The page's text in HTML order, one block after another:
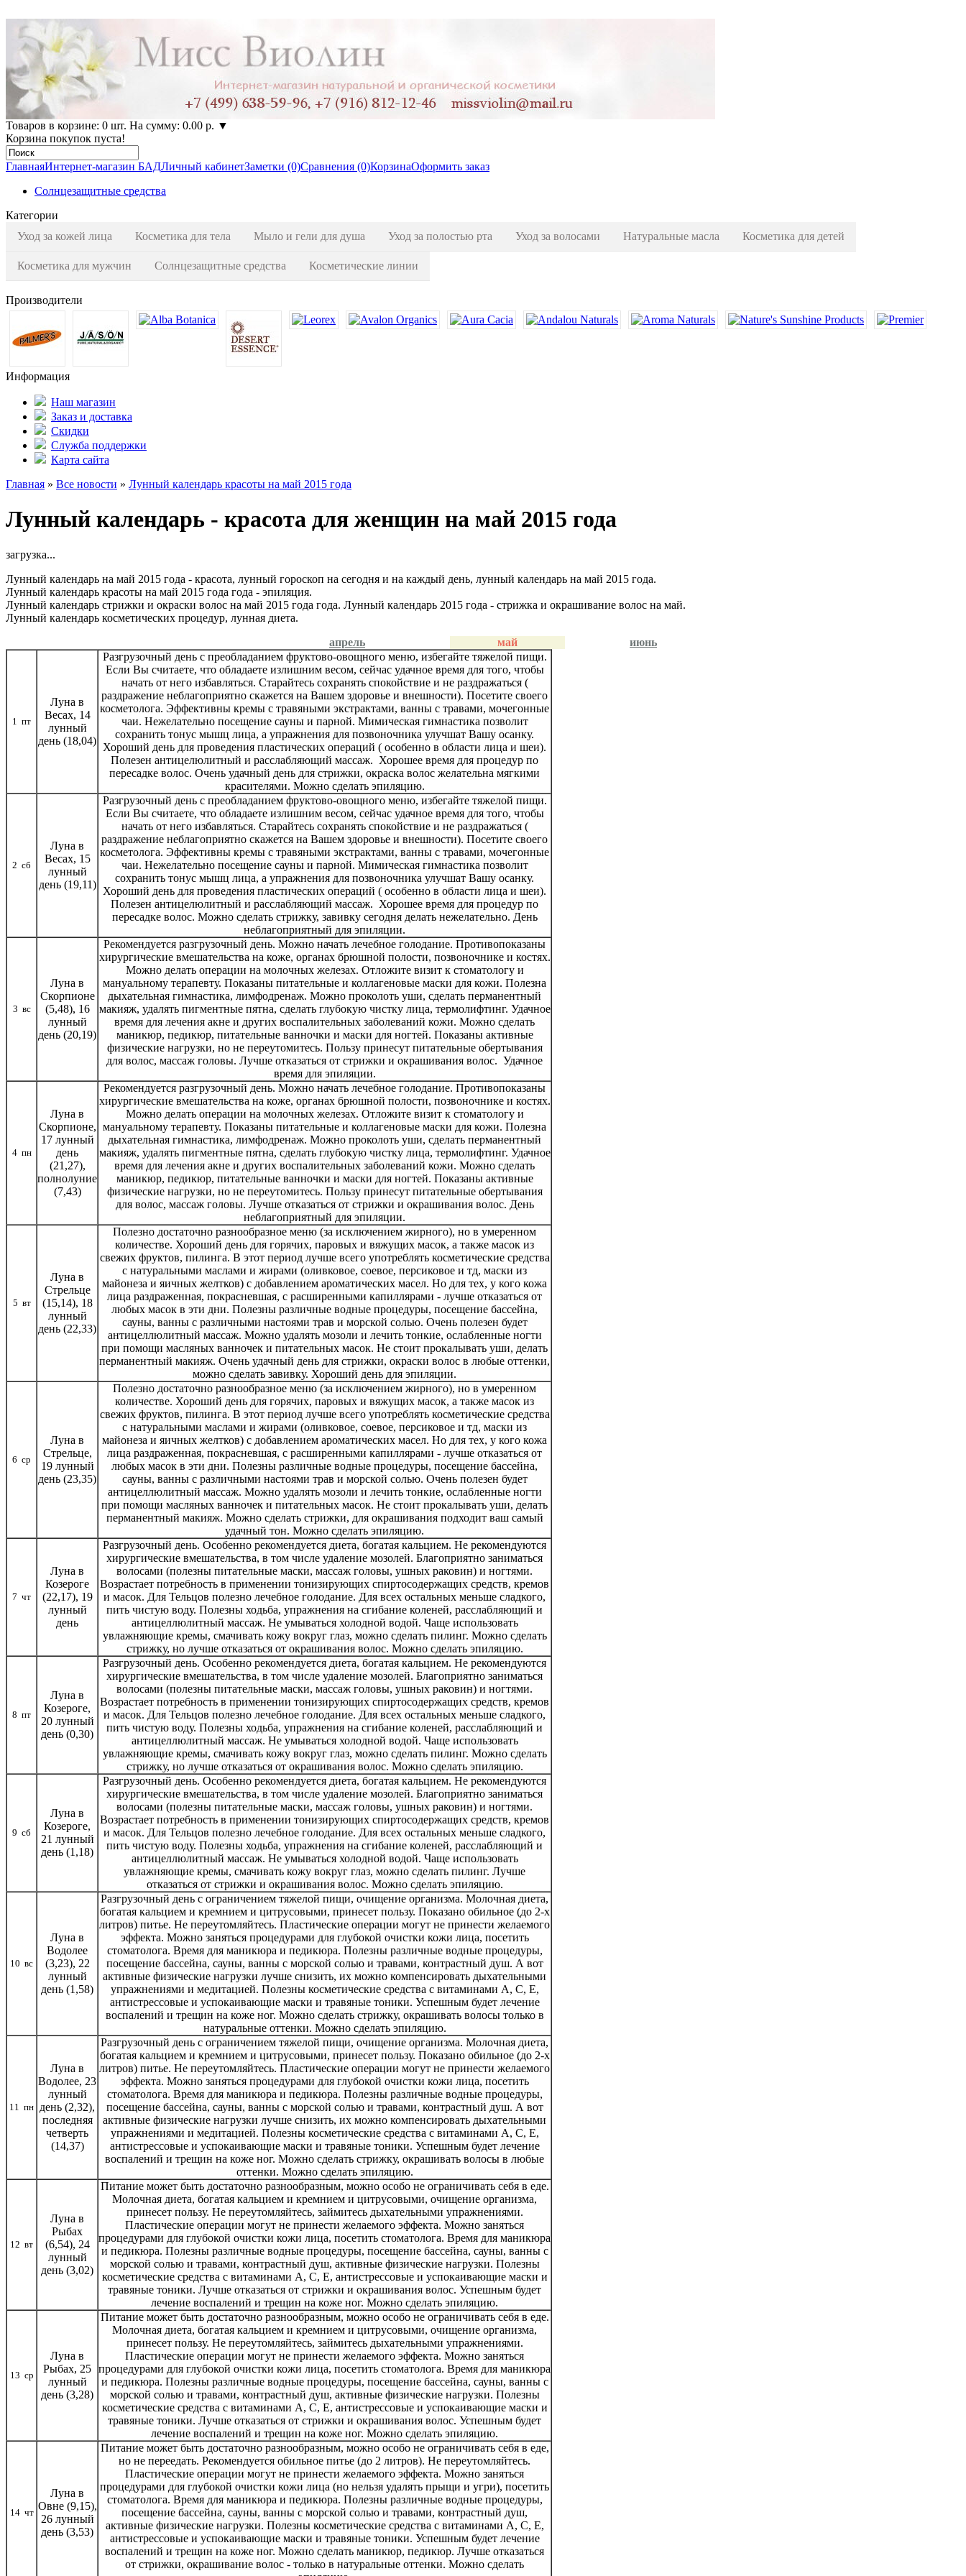
Товаров в корзине: 0 шт. На сумму: 0.00 р. ▼
Корзина покупок пуста!
ГлавнаяИнтернет-магазин БАДЛичный кабинетЗаметки (0)Сравнения (0)КорзинаОформить заказ
Солнцезащитные средства
Категории
Уход за кожей лица
Косметика для тела Мыло и гели для душа Уход за полостью рта Уход за волосами Натуральные масла Косметика для детей
Косметика для мужчин Солнцезащитные средства Косметические линии
Производители
Информация
Наш магазин
Заказ и доставка
Скидки
Служба поддержки
Карта сайта
Главная » Все новости » Лунный календарь красоты на май 2015 года
Лунный календарь - красота для женщин на май 2015 года
загрузка...
Лунный календарь на май 2015 года - красота, лунный гороскоп на сегодня и на каждый день, лунный календарь на май 2015 года.
Лунный календарь красоты на май 2015 года года - эпиляция.
Лунный календарь стрижки и окраски волос на май 2015 года года. Лунный календарь 2015 года - стрижка и окрашивание волос на май.
Лунный календарь косметических процедур, лунная диета.
апрель
май июнь
1 пт
Луна в
Весах, 14
лунный
день (18,04)
Разгрузочный день с преобладанием фруктово-овощного меню, избегайте тяжелой пищи.
Если Вы считаете, что обладаете излишним весом, сейчас удачное время для того, чтобы
начать от него избавляться. Старайтесь сохранять спокойствие и не раздражаться (
раздражение неблагоприятно скажется на Вашем здоровье и внешности). Посетите своего
косметолога. Эффективны кремы с травяными экстрактами, ванны с травами, мочегонные
чаи. Нежелательно посещение сауны и парной. Мимическая гимнастика позволит
сохранить тонус мышц лица, а упражнения для позвоночника улучшат Вашу осанку.
Хороший день для проведения пластических операций ( особенно в области лица и шеи).
Полезен антицелюлитный и расслабляющий массаж. Хорошее время для процедур по
пересадке волос. Очень удачный день для стрижки, окраска волос желательна мягкими
красителями. Можно сделать эпиляцию.
2 сб
Луна в
Весах, 15
лунный
день (19,11)
Разгрузочный день с преобладанием фруктово-овощного меню, избегайте тяжелой пищи.
Если Вы считаете, что обладаете излишним весом, сейчас удачное время для того, чтобы
начать от него избавляться. Старайтесь сохранять спокойствие и не раздражаться (
раздражение неблагоприятно скажется на Вашем здоровье и внешности). Посетите своего
косметолога. Эффективны кремы с травяными экстрактами, ванны с травами, мочегонные
чаи. Нежелательно посещение сауны и парной. Мимическая гимнастика позволит
сохранить тонус мышц лица, а упражнения для позвоночника улучшат Вашу осанку.
Хороший день для проведения пластических операций ( особенно в области лица и шеи).
Полезен антицелюлитный и расслабляющий массаж. Хорошее время для процедур по
пересадке волос. Можно сделать стрижку, завивку сегодня делать нежелательно. День
неблагоприятный для эпиляции.
3 вс
Луна в
Скорпионе
(5,48), 16
лунный
день (20,19)
Рекомендуется разгрузочный день. Можно начать лечебное голодание. Противопоказаны
хирургические вмешательства на коже, органах брюшной полости, позвоночнике и костях.
Можно делать операции на молочных железах. Отложите визит к стоматологу и
мануальному терапевту. Показаны питательные и коллагеновые маски для кожи. Полезна
дыхательная гимнастика, лимфодренаж. Можно проколоть уши, сделать перманентный
макияж, удалять пигментные пятна, сделать глубокую чистку лица, термолифтинг. Удачное
время для лечения акне и других воспалительных заболеваний кожи. Можно сделать
маникюр, педикюр, питательные ванночки и маски для ногтей. Показаны активные
физические нагрузки, но не переутомитесь. Пользу принесут питательные обертывания
для волос, массаж головы. Лучше отказаться от стрижки и окрашивания волос. Удачное
время для эпиляции.
4 пн
Луна в
Скорпионе,
17 лунный
день
(21,27),
полнолуние
(7,43)
Рекомендуется разгрузочный день. Можно начать лечебное голодание. Противопоказаны
хирургические вмешательства на коже, органах брюшной полости, позвоночнике и костях.
Можно делать операции на молочных железах. Отложите визит к стоматологу и
мануальному терапевту. Показаны питательные и коллагеновые маски для кожи. Полезна
дыхательная гимнастика, лимфодренаж. Можно проколоть уши, сделать перманентный
макияж, удалять пигментные пятна, сделать глубокую чистку лица, термолифтинг. Удачное
время для лечения акне и других воспалительных заболеваний кожи. Можно сделать
маникюр, педикюр, питательные ванночки и маски для ногтей. Показаны активные
физические нагрузки, но не переутомитесь. Пользу принесут питательные обертывания
для волос, массаж головы. Лучше отказаться от стрижки и окрашивания волос. День
неблагоприятный для эпиляции.
5 вт
Луна в
Стрельце
(15,14), 18
лунный
день (22,33)
Полезно достаточно разнообразное меню (за исключением жирного), но в умеренном
количестве. Хороший день для горячих, паровых и вяжущих масок, а также масок из
свежих фруктов, пилинга. В этот период лучше всего употреблять косметические средства
с натуральными маслами и жирами (оливковое, соевое, персиковое и тд, маски из
майонеза и яичных желтков) с добавлением ароматических масел. Но для тех, у кого кожа
лица раздраженная, покрасневшая, с расширенными капиллярами - лучше отказаться от
любых масок в эти дни. Полезны различные водные процедуры, посещение бассейна,
сауны, ванны с различными настоями трав и морской солью. Очень полезен будет
антицеллюлитный массаж. Можно удалять мозоли и лечить тонкие, ослабленные ногти
при помощи масляных ванночек и питательных масок. Не стоит прокалывать уши, делать
перманентный макияж. Очень удачный день для стрижки, окраски волос в любые оттенки,
можно сделать завивку. Хороший день для эпиляции.
6 ср
Луна в
Стрельце,
19 лунный
день (23,35)
Полезно достаточно разнообразное меню (за исключением жирного), но в умеренном
количестве. Хороший день для горячих, паровых и вяжущих масок, а также масок из
свежих фруктов, пилинга. В этот период лучше всего употреблять косметические средства
с натуральными маслами и жирами (оливковое, соевое, персиковое и тд, маски из
майонеза и яичных желтков) с добавлением ароматических масел. Но для тех, у кого кожа
лица раздраженная, покрасневшая, с расширенными капиллярами - лучше отказаться от
любых масок в эти дни. Полезны различные водные процедуры, посещение бассейна,
сауны, ванны с различными настоями трав и морской солью. Очень полезен будет
антицеллюлитный массаж. Можно удалять мозоли и лечить тонкие, ослабленные ногти
при помощи масляных ванночек и питательных масок. Не стоит прокалывать уши, делать
перманентный макияж. Можно сделать стрижки, для окрашивания подходит ваш самый
удачный тон. Можно сделать эпиляцию.
7 чт
Луна в
Козероге
(22,17), 19
лунный
день
Разгрузочный день. Особенно рекомендуется диета, богатая кальцием. Не рекомендуются
хирургические вмешательства, в том числе удаление мозолей. Благоприятно заниматься
волосами (полезны питательные маски, массаж головы, ушных раковин) и ногтями.
Возрастает потребность в применении тонизирующих спиртосодержащих средств, кремов
и масок. Для Тельцов полезно лечебное голодание. Для всех остальных меньше сладкого,
пить чистую воду. Полезны ходьба, упражнения на сгибание коленей, расслабляющий и
антицеллюлитный массаж. Не умываться холодной водой. Чаще использовать
увлажняющие кремы, смачивать кожу вокруг глаз, можно сделать пилинг. Можно сделать
стрижку, но лучше отказаться от окрашивания волос. Можно сделать эпиляцию.
8 пт
Луна в
Козероге,
20 лунный
день (0,30)
Разгрузочный день. Особенно рекомендуется диета, богатая кальцием. Не рекомендуются
хирургические вмешательства, в том числе удаление мозолей. Благоприятно заниматься
волосами (полезны питательные маски, массаж головы, ушных раковин) и ногтями.
Возрастает потребность в применении тонизирующих спиртосодержащих средств, кремов
и масок. Для Тельцов полезно лечебное голодание. Для всех остальных меньше сладкого,
пить чистую воду. Полезны ходьба, упражнения на сгибание коленей, расслабляющий и
антицеллюлитный массаж. Не умываться холодной водой. Чаще использовать
увлажняющие кремы, смачивать кожу вокруг глаз, можно сделать пилинг. Можно сделать
стрижку, но лучше отказаться от окрашивания волос. Можно сделать эпиляцию.
9 сб
Луна в
Козероге,
21 лунный
день (1,18)
Разгрузочный день. Особенно рекомендуется диета, богатая кальцием. Не рекомендуются
хирургические вмешательства, в том числе удаление мозолей. Благоприятно заниматься
волосами (полезны питательные маски, массаж головы, ушных раковин) и ногтями.
Возрастает потребность в применении тонизирующих спиртосодержащих средств, кремов
и масок. Для Тельцов полезно лечебное голодание. Для всех остальных меньше сладкого,
пить чистую воду. Полезны ходьба, упражнения на сгибание коленей, расслабляющий и
антицеллюлитный массаж. Не умываться холодной водой. Чаще использовать
увлажняющие кремы, смачивать кожу вокруг глаз, можно сделать пилинг. Лучше
отказаться от стрижки и окрашивания волос. Можно сделать эпиляцию.
10 вс
Луна в
Водолее
(3,23), 22
лунный
день (1,58)
Разгрузочный день с ограничением тяжелой пищи, очищение организма. Молочная диета,
богатая кальцием и кремнием и цитрусовыми, принесет пользу. Показано обильное (до 2-х
литров) питье. Не переутомляйтесь. Пластические операции могут не принести желаемого
эффекта. Можно заняться процедурами для глубокой очистки кожи лица, посетить
стоматолога. Время для маникюра и педикюра. Полезны различные водные процедуры,
посещение бассейна, сауны, ванны с морской солью и травами, контрастный душ. А вот
активные физические нагрузки лучше снизить, их можно компенсировать дыхательными
упражнениями и медитацией. Полезны косметические средства с витаминами А, С, Е,
антистрессовые и успокаивающие маски и травяные тоники. Успешным будет лечение
воспалений и трещин на коже ног. Можно сделать стрижку, окрашивать волосы только в
натуральные оттенки. Можно сделать эпиляцию.
11 пн
Луна в
Водолее, 23
лунный
день (2,32),
последняя
четверть
(14,37)
Разгрузочный день с ограничением тяжелой пищи, очищение организма. Молочная диета,
богатая кальцием и кремнием и цитрусовыми, принесет пользу. Показано обильное (до 2-х
литров) питье. Не переутомляйтесь. Пластические операции могут не принести желаемого
эффекта. Можно заняться процедурами для глубокой очистки кожи лица, посетить
стоматолога. Время для маникюра и педикюра. Полезны различные водные процедуры,
посещение бассейна, сауны, ванны с морской солью и травами, контрастный душ. А вот
активные физические нагрузки лучше снизить, их можно компенсировать дыхательными
упражнениями и медитацией. Полезны косметические средства с витаминами А, С, Е,
антистрессовые и успокаивающие маски и травяные тоники. Успешным будет лечение
воспалений и трещин на коже ног. Можно сделать стрижку, окрашивать волосы в любые
оттенки. Можно сделать эпиляцию.
12 вт
Луна в
Рыбах
(6,54), 24
лунный
день (3,02)
Питание может быть достаточно разнообразным, можно особо не ограничивать себя в еде.
Молочная диета, богатая кальцием и кремнием и цитрусовыми, очищение организма,
принесет пользу. Не переутомляйтесь, займитесь дыхательными упражнениями.
Пластические операции могут не принести желаемого эффекта. Можно заняться
процедурами для глубокой очистки кожи лица, посетить стоматолога. Время для маникюра
и педикюра. Полезны различные водные процедуры, посещение бассейна, сауны, ванны с
морской солью и травами, контрастный душ, активные физические нагрузки. Полезны
косметические средства с витаминами А, С, Е, антистрессовые и успокаивающие маски и
травяные тоники. Лучше отказаться от стрижки и окрашивания волос. Успешным будет
лечение воспалений и трещин на коже ног. Можно сделать эпиляцию.
13 ср
Луна в
Рыбах, 25
лунный
день (3,28)
Питание может быть достаточно разнообразным, можно особо не ограничивать себя в еде.
Молочная диета, богатая кальцием и кремнием и цитрусовыми, очищение организма,
принесет пользу. Не переутомляйтесь, займитесь дыхательными упражнениями.
Пластические операции могут не принести желаемого эффекта. Можно заняться
процедурами для глубокой очистки кожи лица, посетить стоматолога. Время для маникюра
и педикюра. Полезны различные водные процедуры, посещение бассейна, сауны, ванны с
морской солью и травами, контрастный душ, активные физические нагрузки. Полезны
косметические средства с витаминами А, С, Е, антистрессовые и успокаивающие маски и
травяные тоники. Лучше отказаться от стрижки и окрашивания волос. Успешным будет
лечение воспалений и трещин на коже ног. Можно сделать эпиляцию.
14 чт
Луна в
Овне (9,15),
26 лунный
день (3,53)
Питание может быть достаточно разнообразным, можно особо не ограничивать себя в еде,
но не переедать. Рекомендуется обильное питье (до 2 литров). Не переутомляйтесь.
Пластические операции могут не принести желаемого эффекта. Можно заняться
процедурами для глубокой очистки кожи лица (но нельзя удалять прыщи и угри), посетить
стоматолога. Время для маникюра и педикюра. Полезны различные водные процедуры,
посещение бассейна, сауны, ванны с морской солью и травами, контрастный душ,
активные физические нагрузки. Полезны косметические средства с витаминами А, С, Е,
антистрессовые и успокаивающие маски и травяные тоники. Успешным будет лечение
воспалений и трещин на коже ног. Можно сделать маникюр, педикюр. Лучше отказаться
от стрижки, окрашивание волос - только в натуральные оттенки. Можно сделать